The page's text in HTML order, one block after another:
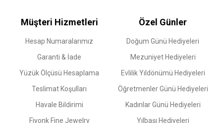
Müşteri Hizmetleri
Hesap Numaralarımız
Garanti & İade
Yüzük Ölçüsü Hesaplama
Teslimat Koşulları
Havale Bildirimi
Fiyonk Fine Jewelry
Özel Günler
Doğum Günü Hediyeleri
Mezuniyet Hediyeleri
Evlilik Yıldönümü Hediyeleri
Öğretmenler Günü Hediyeleri
Kadınlar Günü Hediyeleri
Yılbaşı Hediyeleri